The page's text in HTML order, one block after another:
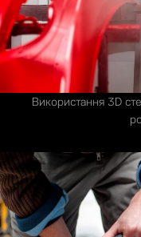
Використання 3D